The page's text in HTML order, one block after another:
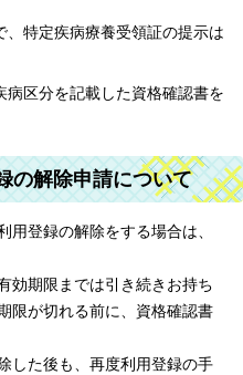
、特定疾病療養受領証の提示は
病区分を記載した資格確認書を
の解除申請について
用登録の解除をする場合は、
効期限までは引き続きお持ち
限が切れる前に、資格確認書
した後も、再度利用登録の手